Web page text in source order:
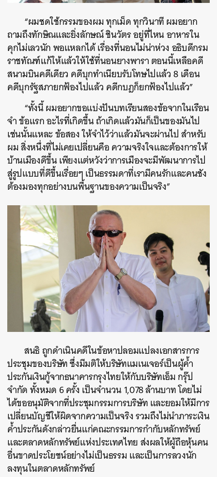
“ผมชดใช้กรรมของผม ทุกเม็ด ทุกวินาที ผมอยาก
ถามถึงทักษิณและยิ่งลักษณ์ ชินวัตร อยู่ที่ไหน อาหารใน
คุกไม่เลวนัก พอแหลกได้ เรื่องที่นอนไม่น่าห่วง อธิบดีกรม
ราชทัณฑ์แก้ให้แล้วให้ใช้ที่นอนยางพารา ตอนนี้เหลือคดี
สนามบินคดีเดียว คดีบุกทำเนียบรับโทษไปแล้ว 8 เดือน
คดีบุกรัฐสภายกฟ้องไปแล้ว คดีกบฎก็ยกฟ้องไปแล้ว”
“ทั้งนี้ ผมอยากขอแบ่งปันบทเรียนสองข้อจากในเรือน
จำ ข้อแรก อะไรที่เกิดขึ้น ถ้าเกิดแล้วมันก็เป็นของมันไป
เช่นนั้นแหละ ข้อสอง ให้จำไว้ว่าแล้วมันจะผ่านไป สำหรับ
ผม สิ่งหนึ่งที่ไม่เคยเปลี่ยนคือ ความจริงใจและต้องการให้
บ้านเมืองดีขึ้น เพียงแต่หวังว่าการเมืองจะมีพัฒนาการไป
สู่รูปแบบที่ดีขึ้นเรื่อยๆ เป็นธรรมดาที่เรามีคนรักและคนชัง
ต้องมองทุกอย่างบนพื้นฐานของความเป็นจริง”
สนธิ ถูกดำเนินคดีในข้อหาปลอมแปลงเอกสารการ
ประชุมของบริษัท ซึ่งมีมติให้บริษัทแมเนเจอร์เป็นผู้ค้ำ
ประกันเงินกู้จากธนาคารกรุงไทยให้กับบริษัทเอ็ม กรุ๊ป
จำกัด ทั้งหมด 6 ครั้ง เป็นจำนวน 1,078 ล้านบาท โดยไม่
ได้ขออนุมัติจากที่ประชุมกรรมการบริษัท และยอมให้มีการ
เปลี่ยนบัญชีให้ผิดจากความเป็นจริง รวมถึงไม่นำภาระเงิน
ค้ำประกันดังกล่าวยื่นแก่คณะกรรมการกำกับหลักทรัพย์
และตลาดหลักทรัพย์แห่งประเทศไทย ส่งผลให้ผู้ถือหุ้นคน
อื่นขาดประโยชน์อย่างไม่เป็นธรรม และเป็นการลวงนัก
ลงทุนในตลาดหลักทรัพย์